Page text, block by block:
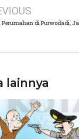
Perumahan di Purwodadi,
lainnya